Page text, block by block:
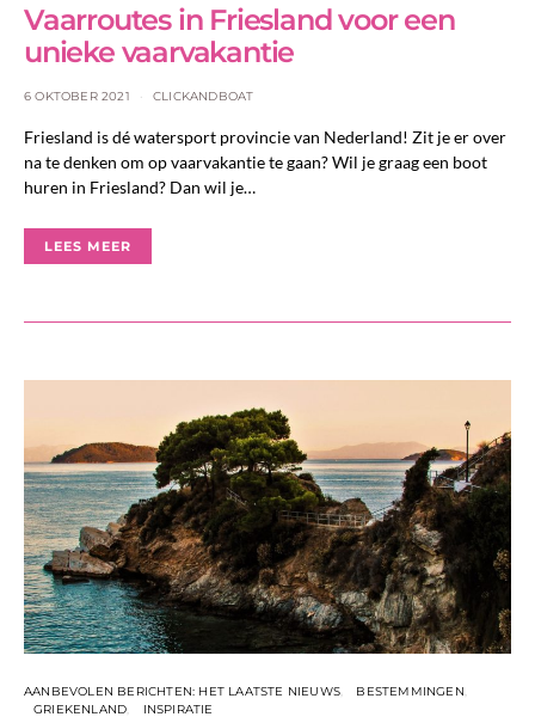
Vaarroutes in Friesland voor een
unieke vaarvakantie
6 OKTOBER 2021 CLICKANDBOAT
Friesland is dé watersport provincie van Nederland! Zit je er over
na te denken om op vaarvakantie te gaan? Wil je graag een boot
huren in Friesland? Dan wil je…
LEES MEER
AANBEVOLEN BERICHTEN: HET LAATSTE NIEUWS
BESTEMMINGEN
GRIEKENLAND
INSPIRATIE